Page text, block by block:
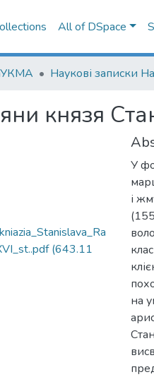
All of DSpace
князя
(643.11
У
і
на